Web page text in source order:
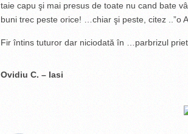
taie capu şi mai presus de toate nu cand bate
buni trec peste orice! …chiar şi peste, citez ..”o
Fir întins tuturor dar niciodată în …parbrizul
Ovidiu C. – Iasi